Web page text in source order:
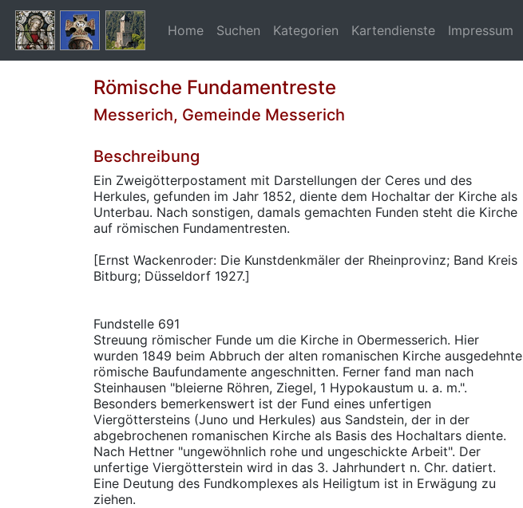
Home Suchen Kategorien Kartendienste Impressum
Römische Fundamentreste
Messerich, Gemeinde Messerich
Beschreibung
Ein Zweigötterpostament mit Darstellungen der Ceres und des
Herkules, gefunden im Jahr 1852, diente dem Hochaltar der Kirche als
Unterbau. Nach sonstigen, damals gemachten Funden steht die Kirche
auf römischen Fundamentresten.
[Ernst Wackenroder: Die Kunstdenkmäler der Rheinprovinz; Band Kreis
Bitburg; Düsseldorf 1927.]
Fundstelle 691
Streuung römischer Funde um die Kirche in Obermesserich. Hier
wurden 1849 beim Abbruch der alten romanischen Kirche ausgedehnte
römische Baufundamente angeschnitten. Ferner fand man nach
Steinhausen "bleierne Röhren, Ziegel, 1 Hypokaustum u. a. m.".
Besonders bemerkenswert ist der Fund eines unfertigen
Viergöttersteins (Juno und Herkules) aus Sandstein, der in der
abgebrochenen romanischen Kirche als Basis des Hochaltars diente.
Nach Hettner "ungewöhnlich rohe und ungeschickte Arbeit". Der
unfertige Viergötterstein wird in das 3. Jahrhundert n. Chr. datiert.
Eine Deutung des Fundkomplexes als Heiligtum ist in Erwägung zu
ziehen.